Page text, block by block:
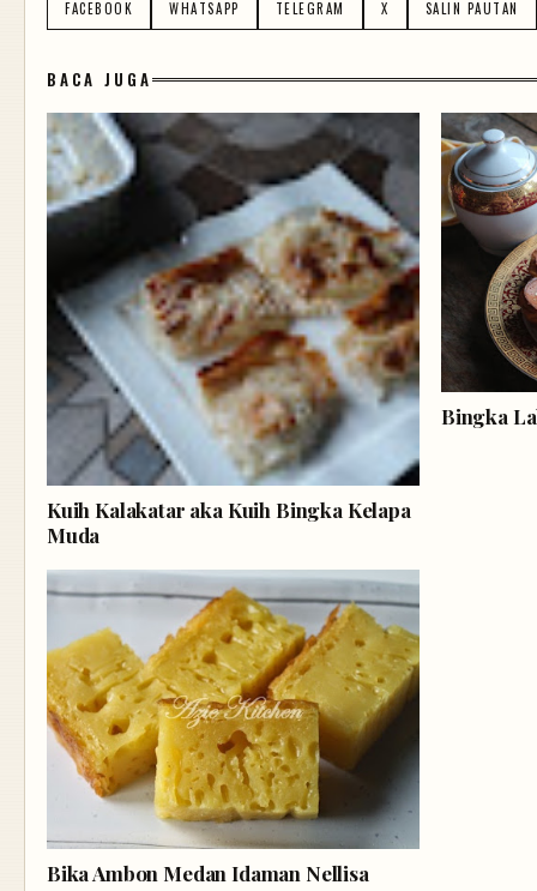
FACEBOOK WHATSAPP TELEGRAM X SALIN PAUTAN
BACA JUGA
Kuih Kalakatar aka Kuih Bingka Kelapa
Muda
Bingka
Bika Ambon Medan Idaman Nellisa